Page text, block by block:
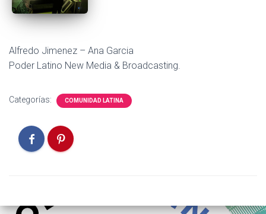
Alfredo Jimenez – Ana Garcia
Poder Latino New Media & Broadcasting.
Categorías: COMUNIDAD LATINA